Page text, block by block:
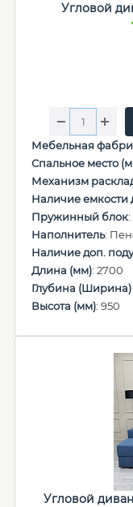
Угловой
Мебельная
Спальное место
Механизм
Наличие емкости
Пружинный блок:
Наполнитель:
Наличие доп.
Длина (мм): 2700
Глубина
Высота (мм): 950
Угловой